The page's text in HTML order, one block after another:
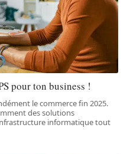
pour ton business !
le commerce fin 2025.
des solutions
informatique tout